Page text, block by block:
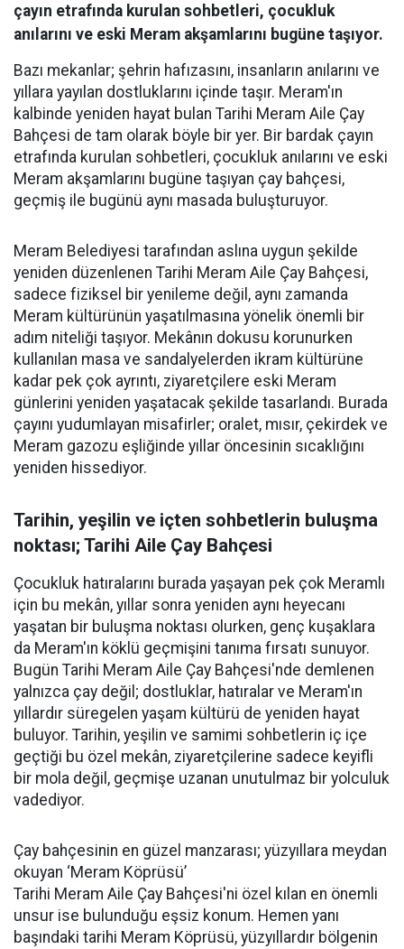
çayın etrafında kurulan sohbetleri, çocukluk
anılarını ve eski Meram akşamlarını bugüne taşıyor.
Bazı mekanlar; şehrin hafızasını, insanların anılarını ve
yıllara yayılan dostluklarını içinde taşır. Meram'ın
kalbinde yeniden hayat bulan Tarihi Meram Aile Çay
Bahçesi de tam olarak böyle bir yer. Bir bardak çayın
etrafında kurulan sohbetleri, çocukluk anılarını ve eski
Meram akşamlarını bugüne taşıyan çay bahçesi,
geçmiş ile bugünü aynı masada buluşturuyor.
Meram Belediyesi tarafından aslına uygun şekilde
yeniden düzenlenen Tarihi Meram Aile Çay Bahçesi,
sadece fiziksel bir yenileme değil, aynı zamanda
Meram kültürünün yaşatılmasına yönelik önemli bir
adım niteliği taşıyor. Mekânın dokusu korunurken
kullanılan masa ve sandalyelerden ikram kültürüne
kadar pek çok ayrıntı, ziyaretçilere eski Meram
günlerini yeniden yaşatacak şekilde tasarlandı. Burada
çayını yudumlayan misafirler; oralet, mısır, çekirdek ve
Meram gazozu eşliğinde yıllar öncesinin sıcaklığını
yeniden hissediyor.
Tarihin, yeşilin ve içten sohbetlerin buluşma
noktası; Tarihi Aile Çay Bahçesi
Çocukluk hatıralarını burada yaşayan pek çok Meramlı
için bu mekân, yıllar sonra yeniden aynı heyecanı
yaşatan bir buluşma noktası olurken, genç kuşaklara
da Meram'ın köklü geçmişini tanıma fırsatı sunuyor.
Bugün Tarihi Meram Aile Çay Bahçesi'nde demlenen
yalnızca çay değil; dostluklar, hatıralar ve Meram'ın
yıllardır süregelen yaşam kültürü de yeniden hayat
buluyor. Tarihin, yeşilin ve samimi sohbetlerin iç içe
geçtiği bu özel mekân, ziyaretçilerine sadece keyifli
bir mola değil, geçmişe uzanan unutulmaz bir yolculuk
vadediyor.
Çay bahçesinin en güzel manzarası; yüzyıllara meydan
okuyan ‘Meram Köprüsü’
Tarihi Meram Aile Çay Bahçesi'ni özel kılan en önemli
unsur ise bulunduğu eşsiz konum. Hemen yanı
başındaki tarihi Meram Köprüsü, yüzyıllardır bölgenin